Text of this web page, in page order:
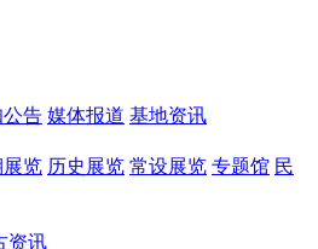
告 媒体报道 基地资讯
览 历史展览 常设展览 专题馆 民
资讯